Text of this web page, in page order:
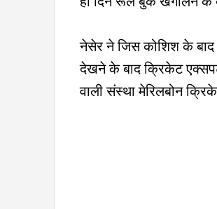
नेसेर ने जिस कोशिश के
देखने के बाद क्रिकेट
वाली संस्था मेरिलबोन